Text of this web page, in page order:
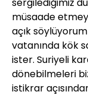
müsaade
açık
vatanında kök
ister. Suriyeli
dönebilmeleri
istikrar